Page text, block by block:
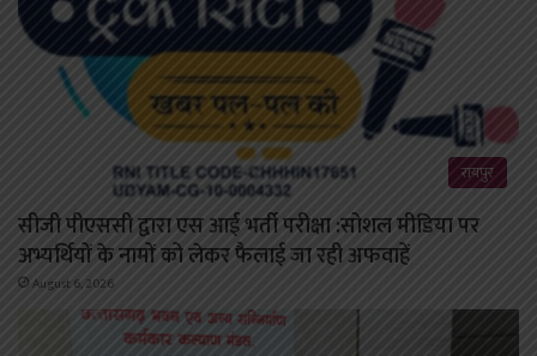
रायपुर
सीजी पीएससी द्वारा एस आई भर्ती परीक्षा :सोशल मीडिया पर
अभ्यर्थियों के नामों को लेकर फैलाई जा रही अफवाहें
August 6, 2026